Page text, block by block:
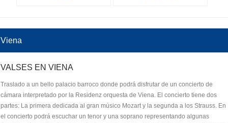
Viena
VALSES EN VIENA
Traslado a un bello palacio barroco donde podrá disfrutar de un concierto de
cámara interpretado por la Residenz orquesta de Viena. El concierto tiene dos
partes: La primera dedicada al gran músico Mozart y la segunda a los Strauss. En
el concierto podrá escuchar un tenor y una soprano representando algunas